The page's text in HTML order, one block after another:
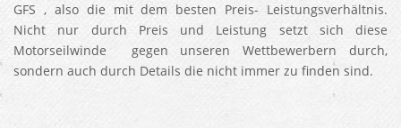
GFS , also die mit dem besten Preis- Leistungsverhältnis.
Nicht nur durch Preis und Leistung setzt sich diese
Motorseilwinde gegen unseren Wettbewerbern durch,
sondern auch durch Details die nicht immer zu finden sind.